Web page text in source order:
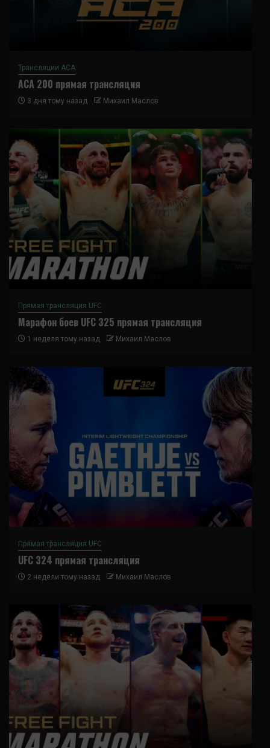
Трансляции ACA
ACA 200 прямая трансляция
3 дня тому назад Михаил Маслов
Прямая трансляция UFC
Марафон боев UFC 325 прямая трансляция
1 неделя тому назад Михаил Маслов
Прямая трансляция UFC
UFC 324 прямая трансляция
2 недели тому назад Михаил Маслов